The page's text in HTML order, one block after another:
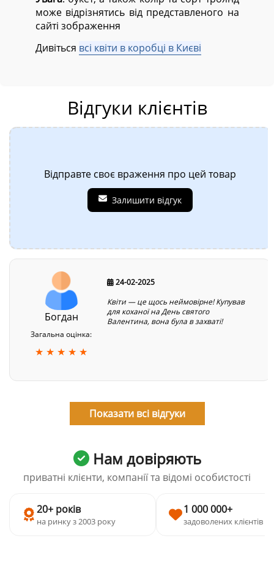
може відрізнятись від представленого на
сайті зображення
Дивіться всі квіти в коробці в Києві
Відгуки клієнтів
Відправте своє враження про цей товар
Залишити відгук
Богдан
Загальна оцінка:
★ ★ ★ ★ ★
24-02-2025
Квіти — це щось неймовірне! Купував
для коханої на День святого
Валентина, вона була в захваті!
Показати всі відгуки
Нам довіряють
приватні клієнти, компанії та відомі особистості
20+ років
на ринку з 2003 року
1 000 000+
задоволених клієнтів